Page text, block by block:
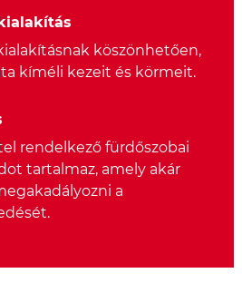
köszönhetően,
kíméli kezeit és körmeit.
rendelkező fürdőszobai
tartalmaz, amely akár
a